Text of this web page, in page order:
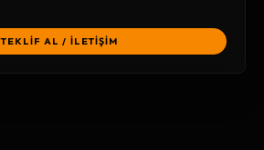
TEKLİF AL / İLETİŞİM